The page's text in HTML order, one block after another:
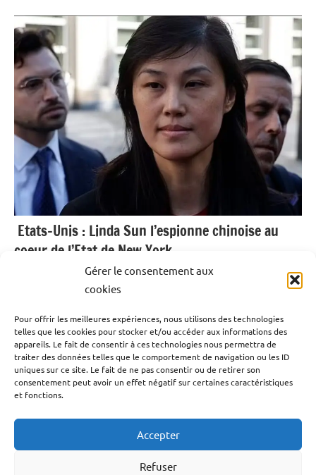
Gérer le consentement aux
cookies
Pour offrir les meilleures expériences, nous utilisons des technologies
telles que les cookies pour stocker et/ou accéder aux informations des
appareils. Le fait de consentir à ces technologies nous permettra de
traiter des données telles que le comportement de navigation ou les ID
uniques sur ce site. Le fait de ne pas consentir ou de retirer son
consentement peut avoir un effet négatif sur certaines caractéristiques
et fonctions.
Accepter
Refuser
Etats-Unis : Linda Sun l’espionne chinoise au
coeur de l’Etat de New York.
4 septembre 2024
Une affaire d’espionnage dans l’État de New York agite
les États-Unis. Une ancienne collaboratrice des deux plus
récents gouverneurs de l’État est accusée d’avoir
favorisé les intérêts de son pays d’origine, la Chine, et au
passage, les siens.